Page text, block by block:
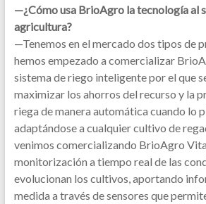
—¿Cómo usa BrioAgro la tecnología al
agricultura?
—Tenemos en el mercado dos tipos de
hemos empezado a comercializar
sistema de riego inteligente por el que
maximizar los ahorros del recurso y la
riega de manera automática cuando lo
adaptándose a cualquier cultivo de
venimos comercializando BrioAgro
monitorización a tiempo real de las
evolucionan los cultivos, aportando
medida a través de sensores que